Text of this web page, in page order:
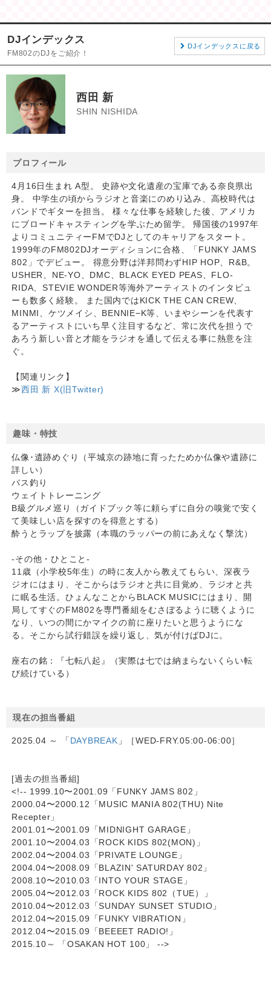
DJインデックス
FM802のDJをご紹介！
DJインデックスに戻る
西田 新
SHIN NISHIDA
プロフィール
4月16日生まれ A型。 史跡や文化遺産の宝庫である奈良県出
身。 中学生の頃からラジオと音楽にのめり込み、高校時代は
バンドでギターを担当。 様々な仕事を経験した後、アメリカ
にブロードキャスティングを学ぶため留学。 帰国後の1997年
よりコミュニティーFMでDJとしてのキャリアをスタート。
1999年のFM802DJオーディションに合格、「FUNKY JAMS
802」でデビュー。 得意分野は洋邦問わずHIP HOP、R&B。
USHER、NE-YO、DMC、BLACK EYED PEAS、FLO-
RIDA、STEVIE WONDER等海外アーティストのインタビュ
ーも数多く経験。 また国内ではKICK THE CAN CREW、
MINMI、ケツメイシ、BENNIE−K等、いまやシーンを代表す
るアーティストにいち早く注目するなど、常に次代を担うで
あろう新しい音と才能をラジオを通して伝える事に熱意を注
ぐ。
【関連リンク】
≫西田 新 X(旧Twitter)
趣味・特技
仏像･遺跡めぐり（平城京の跡地に育ったためか仏像や遺跡に
詳しい）
バス釣り
ウェイトトレーニング
B級グルメ巡り（ガイドブック等に頼らずに自分の嗅覚で安く
て美味しい店を探すのを得意とする）
酔うとラップを披露（本職のラッパーの前にあえなく撃沈）
-その他・ひとこと-
11歳（小学校5年生）の時に友人から教えてもらい、深夜ラ
ジオにはまり、そこからはラジオと共に目覚め、ラジオと共
に眠る生活。ひょんなことからBLACK MUSICにはまり、開
局してすぐのFM802を専門番組をむさぼるように聴くように
なり、いつの間にかマイクの前に座りたいと思うようにな
る。そこから試行錯誤を繰り返し、気が付けばDJに。
座右の銘：『七転八起』（実際は七では納まらないくらい転
び続けている）
現在の担当番組
2025.04 ～ 「 DAYBREAK 」［WED-FRY.05:00-06:00］
[過去の担当番組]
<!-- 1999.10〜2001.09「FUNKY JAMS 802」
2000.04〜2000.12「MUSIC MANIA 802(THU) Nite
Recepter」
2001.01〜2001.09「MIDNIGHT GARAGE」
2001.10〜2004.03「ROCK KIDS 802(MON)」
2002.04〜2004.03「PRIVATE LOUNGE」
2004.04〜2008.09「BLAZIN' SATURDAY 802」
2008.10〜2010.03「INTO YOUR STAGE」
2005.04〜2012.03「ROCK KIDS 802（TUE）」
2010.04〜2012.03「SUNDAY SUNSET STUDIO」
2012.04〜2015.09「FUNKY VIBRATION」
2012.04〜2015.09「BEEEET RADIO!」
2015.10～ 「OSAKAN HOT 100」 -->